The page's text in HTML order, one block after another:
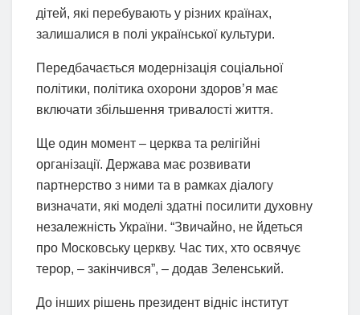
дітей, які перебувають у різних країнах,
залишалися в полі української культури.
Передбачається модернізація соціальної
політики, політика охорони здоров’я має
включати збільшення тривалості життя.
Ще один момент – церква та релігійні
організації. Держава має розвивати
партнерство з ними та в рамках діалогу
визначати, які моделі здатні посилити духовну
незалежність України. “Звичайно, не йдеться
про Московську церкву. Час тих, хто освячує
терор, – закінчився”, – додав Зеленський.
До інших рішень президент відніс інститут